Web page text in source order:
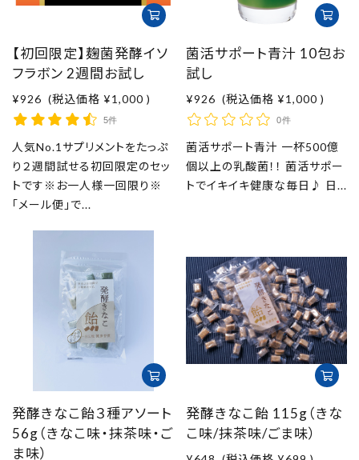
【初回限定】麹菌発酵イソ
フラボン 2週間お試し
¥926 (税込価格 ¥1,000 )
5件
人気No.1サプリメントをたっぷ
り２週間試せる初回限定のセッ
トです※お一人様一回限り※
「メール便」で...
菌活サポート青汁 10包お
試し
¥926 (税込価格 ¥1,000 )
0件
菌活サポート青汁 一杯500億
個以上の乳酸菌！！ 菌活サポー
トでイキイキ健康な毎日♪ 日...
発酵きなこ飴３種アソート
56g（きなこ味・抹茶味・ご
ま味）
発酵きなこ飴 115g（きな
こ味/抹茶味/ごま味）